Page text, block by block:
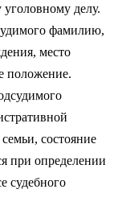
уго­ловному делу.
фамилию,
место
положение.
состояние
при определении
судебного